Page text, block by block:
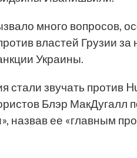
много вопросов,
властей Грузии за
Украины.
звучать против
Блэр МакДугалл
назвав ее «главным